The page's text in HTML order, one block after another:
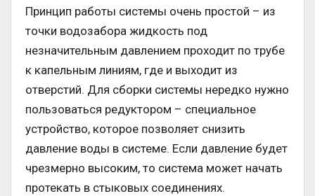
Принцип работы системы очень простой – из
точки водозабора жидкость под
незначительным давлением проходит по трубе
к капельным линиям, где и выходит из
отверстий. Для сборки системы нередко нужно
пользоваться редуктором – специальное
устройство, которое позволяет снизить
давление воды в системе. Если давление будет
чрезмерно высоким, то система может начать
протекать в стыковых соединениях.